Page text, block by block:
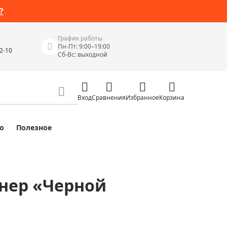
10
График работы
Пн-Пт: 9:00–19:00
Сб-Вс: выходной
Junior
Измерительные инструменты
Цифровые уровни и угломеры
Электроизмерительные приборы
ВходСравненияИзбранноеКорзина
Полезное
«Черной